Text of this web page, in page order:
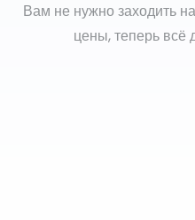
Вам не нужно заходить
цены, теперь всё